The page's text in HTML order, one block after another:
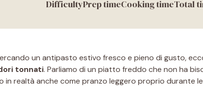
DifficultyPrep timeCooking timeTotal
un antipasto estivo fresco e pieno di gusto,
tonnati. Parliamo di un piatto freddo che non ha
in realtà anche come pranzo leggero proprio durante